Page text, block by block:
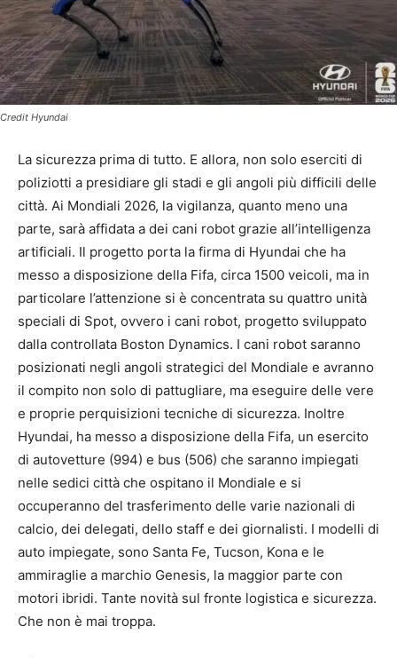
Credit Hyundai
La sicurezza prima di tutto. E allora, non solo eserciti di
poliziotti a presidiare gli stadi e gli angoli più difficili delle
città. Ai Mondiali 2026, la vigilanza, quanto meno una
parte, sarà affidata a dei cani robot grazie all’intelligenza
artificiali. Il progetto porta la firma di Hyundai che ha
messo a disposizione della Fifa, circa 1500 veicoli, ma in
particolare l’attenzione si è concentrata su quattro unità
speciali di Spot, ovvero i cani robot, progetto sviluppato
dalla controllata Boston Dynamics. I cani robot saranno
posizionati negli angoli strategici del Mondiale e avranno
il compito non solo di pattugliare, ma eseguire delle vere
e proprie perquisizioni tecniche di sicurezza. Inoltre
Hyundai, ha messo a disposizione della Fifa, un esercito
di autovetture (994) e bus (506) che saranno impiegati
nelle sedici città che ospitano il Mondiale e si
occuperanno del trasferimento delle varie nazionali di
calcio, dei delegati, dello staff e dei giornalisti. I modelli di
auto impiegate, sono Santa Fe, Tucson, Kona e le
ammiraglie a marchio Genesis, la maggior parte con
motori ibridi. Tante novità sul fronte logistica e sicurezza.
Che non è mai troppa.